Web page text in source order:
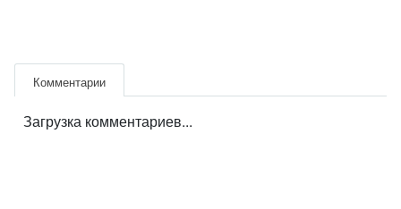
Комментарии
Загрузка комментариев...